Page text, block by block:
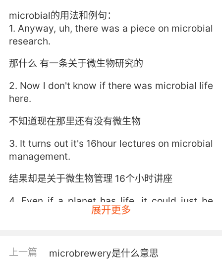
microbial的用法和例句：
1. Anyway, uh, there was a piece on microbial
research.
那什么 有一条关于微生物研究的
2. Now l don't know if there was microbial life
here.
不知道现在那里还有没有微生物
3. It turns out it's 16hour lectures on microbial
management.
结果却是关于微生物管理 16个小时讲座
4. Even if a planet has life, it could just be
microbial, it would be too all.
物 可以很微小
展开更多
上一篇
microbrewery是什么意思